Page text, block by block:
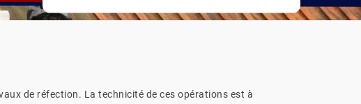
de réfection. La technicité de ces opérations est à